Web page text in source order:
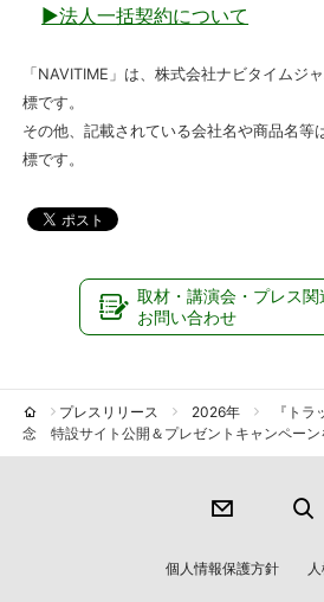
▶法人一括契約について
「NAVITIME」は、株式会社ナビタイムジ
標です。
その他、記載されている会社名や商品名等
標です。
取材・講演会・プレス関
お問い合わせ
プレスリリース 2026年
『ト
念 特設サイト公開＆プレゼントキャンペーン
個人情報保護方針